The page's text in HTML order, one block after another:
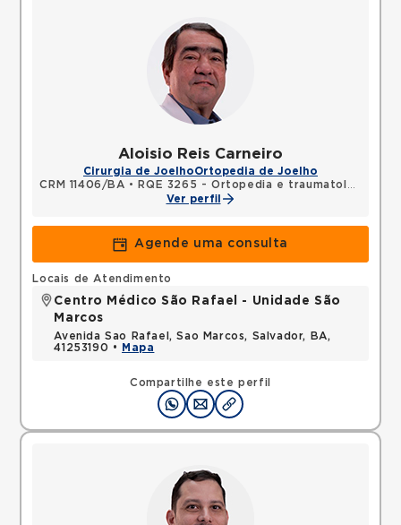
Aloisio Reis Carneiro
Cirurgia de JoelhoOrtopedia de Joelho
CRM 11406/BA •
RQE 3265 - Ortopedia e traumatologia
Ver perfil
Agende uma consulta
Compartilhe este perfil
Locais de Atendimento
Centro Médico São Rafael - Unidade São
Marcos
Avenida Sao Rafael, Sao Marcos, Salvador, BA,
41253190 •
Mapa